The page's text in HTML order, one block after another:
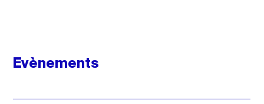
Evènements